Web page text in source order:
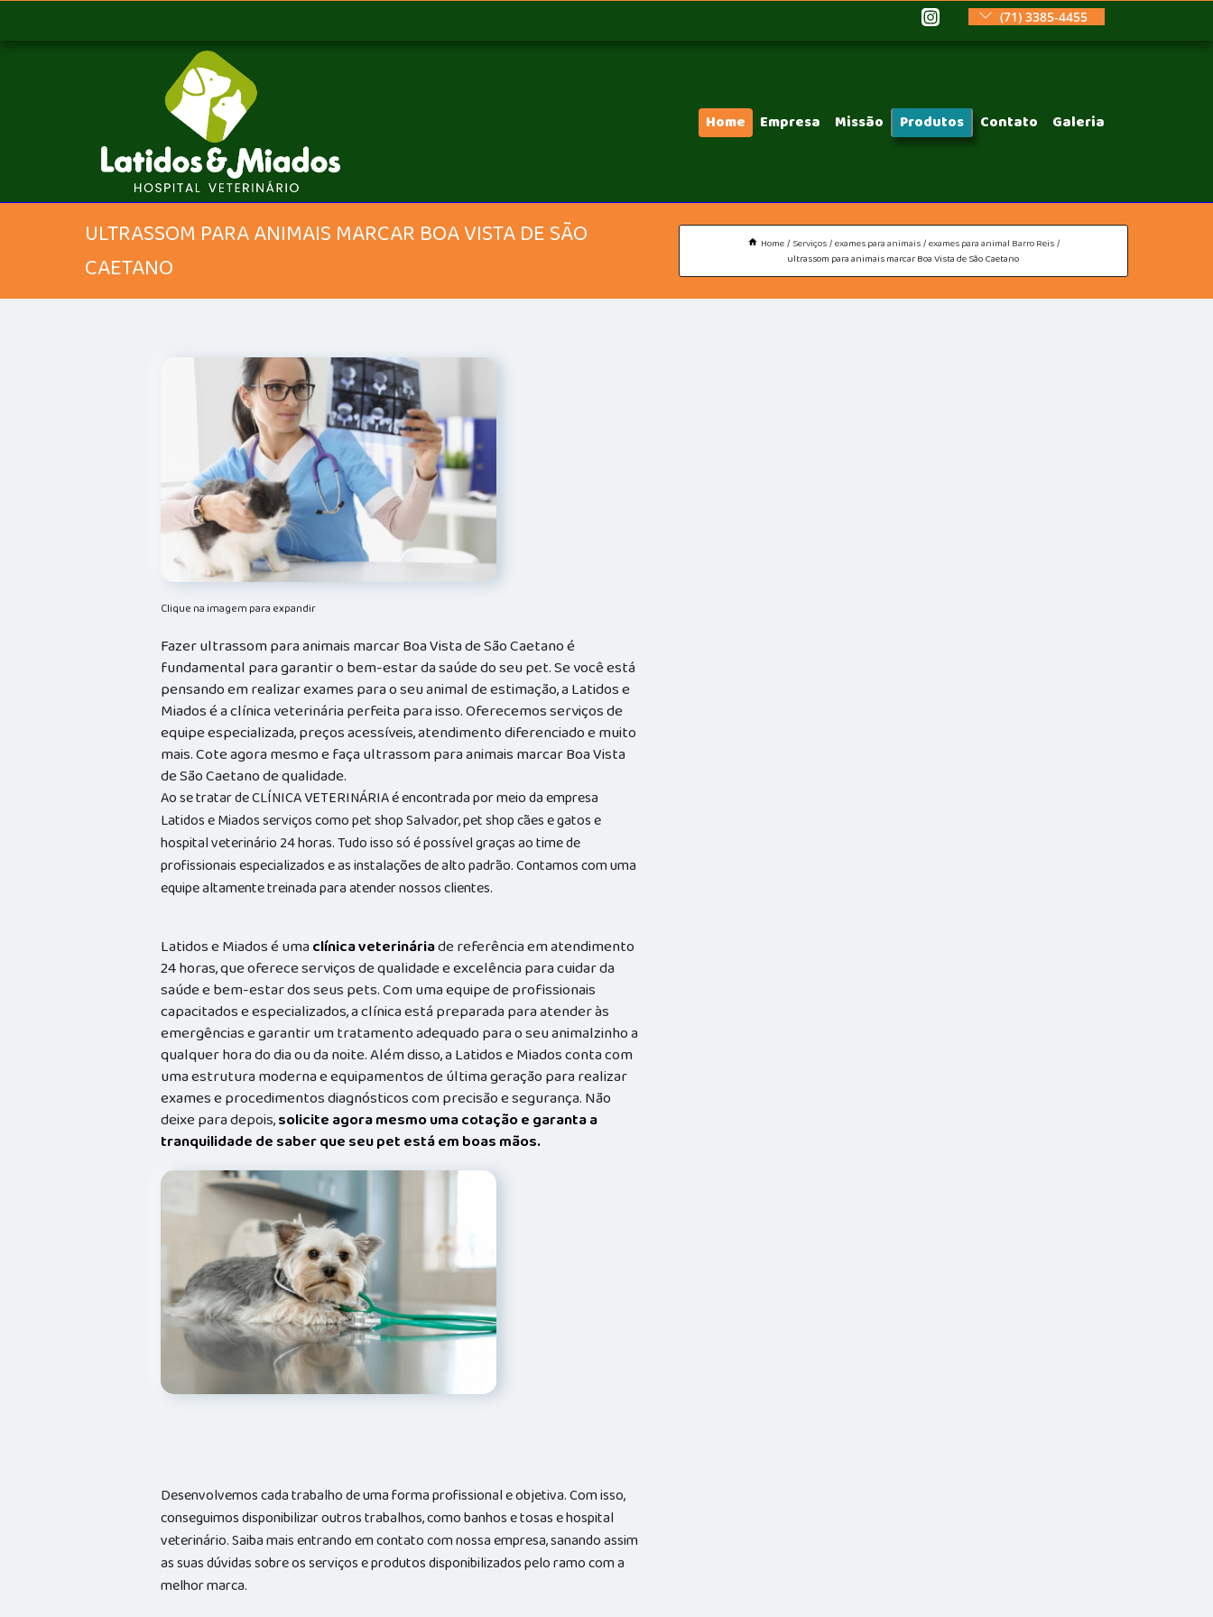
(71) 3385-4455
Home Empresa Missão Produtos Contato Galeria
ULTRASSOM PARA ANIMAIS MARCAR BOA VISTA DE SÃO
CAETANO
Home Serviços exames para animais exames para animal Barro Reis
ultrassom para animais marcar Boa Vista de São Caetano
Clique na imagem para expandir
Fazer ultrassom para animais marcar Boa Vista de São Caetano é
fundamental para garantir o bem-estar da saúde do seu pet. Se você está
pensando em realizar exames para o seu animal de estimação, a Latidos e
Miados é a clínica veterinária perfeita para isso. Oferecemos serviços de
equipe especializada, preços acessíveis, atendimento diferenciado e muito
mais. Cote agora mesmo e faça ultrassom para animais marcar Boa Vista
de São Caetano de qualidade.
Ao se tratar de CLÍNICA VETERINÁRIA é encontrada por meio da empresa
Latidos e Miados serviços como pet shop Salvador, pet shop cães e gatos e
hospital veterinário 24 horas. Tudo isso só é possível graças ao time de
profissionais especializados e as instalações de alto padrão. Contamos com uma
equipe altamente treinada para atender nossos clientes.
Latidos e Miados é umaclínica veterináriade referência em atendimento
24 horas, que oferece serviços de qualidade e excelência para cuidar da
saúde e bem-estar dos seus pets. Com uma equipe de profissionais
capacitados e especializados, a clínica está preparada para atender às
emergências e garantir um tratamento adequado para o seu animalzinho a
qualquer hora do dia ou da noite. Além disso, a Latidos e Miados conta com
uma estrutura moderna e equipamentos de última geração para realizar
exames e procedimentos diagnósticos com precisão e segurança. Não
deixe para depois,solicite agora mesmo uma cotação e garanta a
tranquilidade de saber que seu pet está em boas mãos.
Desenvolvemos cada trabalho de uma forma profissional e objetiva. Com isso,
conseguimos disponibilizar outros trabalhos, como banhos e tosas e hospital
veterinário. Saiba mais entrando em contato com nossa empresa, sanando assim
as suas dúvidas sobre os serviços e produtos disponibilizados pelo ramo com a
melhor marca.